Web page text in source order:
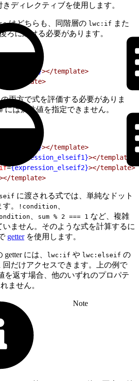
ディレクティブを使用します。
はどちらも、同階層の lwc:if また
ろに続ける必要があります。
></template>
></template>
両方で式を評価する必要がありま
には属性値を指定できません。
></template>
{expression_elseif1}></template>
={expression_elseif2}></template>
template>
に渡される式では、単純なドット
。
!condition
sum % 2 === 1 など、複雑
ません。そのような式を計算するに
getterを使用します。
には、 lwc:if や lwc:elseif の
回だけアクセスできます。上の例で
を返す場合、他のいずれのプロパテ
ません。
Note